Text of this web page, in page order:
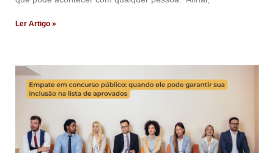
Ler Artigo »